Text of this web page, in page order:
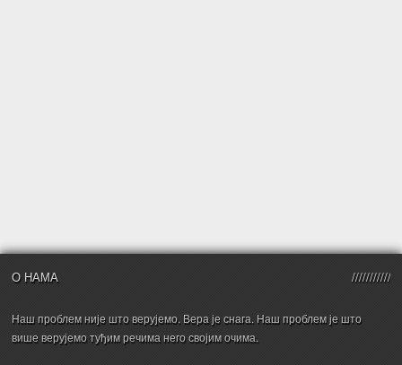
О НАМА
Наш проблем није што верујемо. Вера је снага. Наш проблем је што
више верујемо туђим речима него својим очима.